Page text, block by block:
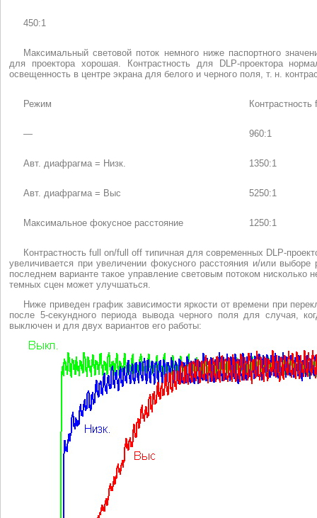
450:1
Максимальный световой поток немного ниже паспортного
для проектора хорошая. Контрастность для DLP-проектора
освещенность в центре экрана для белого и черного поля, т. н.
Режим
— 960:1
Авт. диафрагма = Низк. 1350:1
Авт. диафрагма = Выс 5250:1
Максимальное фокусное расстояние 1250:1
Контрастность full on/full off типичная для современных DLP-
увеличивается при увеличении фокусного расстояния и/или
последнем варианте такое управление световым потоком нисколько
темных сцен может улучшаться.
Ниже приведен график зависимости яркости от времени при
после 5-секундного периода вывода черного поля для случая,
выключен и для двух вариантов его работы: